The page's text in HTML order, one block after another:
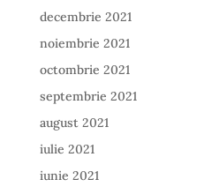
decembrie 2021
noiembrie 2021
octombrie 2021
septembrie 2021
august 2021
iulie 2021
iunie 2021